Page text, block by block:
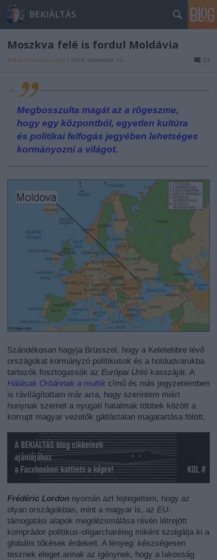
BEKIÁLTÁS
Moszkva felé is fordul Moldávia
Kabai Domokos Lajos • 2016. november 15. 23
Megbosszulta magát az a rögeszme,
hogy egy központból, egyetlen kultúra
és politikai felfogás jegyében lehetséges
kormányozni a világot.
Szándékosan hagyja Brüsszel, hogy a Keletebbre lévő
országokat kormányzó politikusok és a holdudvarukba
tartozók fosztogassák az Európai Unió kasszáját. A
Hálásak Orbánnak a multik című és más jegyzeteimben
is rávilágítottam már arra, hogy szerintem miért
hunynak szemet a nyugati hatalmak többek között a
korrupt magyar vezetők gátlástalan magatartása fölött.
Frédéric Lordon nyomán azt fejtegettem, hogy az
olyan országokban, mint a magyar is, az EU-
támogatási alapok megdézsmálása révén létrejött
komprádor politikus-oligarcharéteg miként szolgálja ki a
globális tőkések érdekeit. A lényeg: készségesen
tesznek eleget annak az igénynek, hogy a lakosság